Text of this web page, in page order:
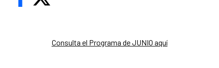
Consulta el Programa de JUNIO aquí